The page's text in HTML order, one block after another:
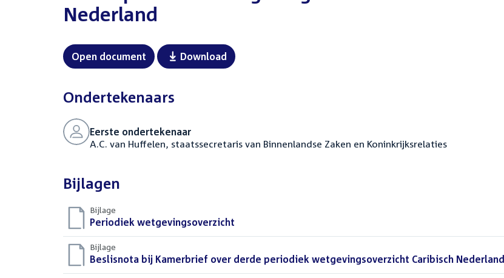
Nederland
Open document Download
Ondertekenaars
Eerste ondertekenaar
A.C. van Huffelen, staatssecretaris van Binnenlandse Zaken en Koninkrijksrelaties
Bijlagen
Bijlage
Download
bestand:
Periodiek wetgevingsoverzicht
Bijlage
Download
bestand:
Beslisnota bij Kamerbrief over derde periodiek wetgevingsoverzicht Caribisch Nederland